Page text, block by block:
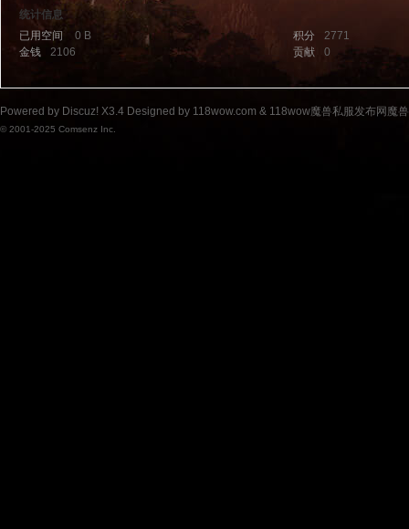
统计信息
已用空间
0 B 积分
2771
金钱
2106 贡献 0
Powered by Discuz! X3.4 Designed by 118wow.com & 118wow魔兽私服发布网魔
© 2001-2025 Comsenz Inc.